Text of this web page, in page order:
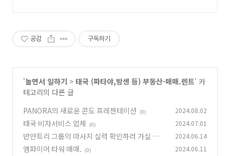
공감 구독하기
'놀면서 일하기 > 태국 (파타야,방센 등) 부동산-매매.렌트' 카
테고리의 다른 글
PANORA의 새로운 콘도 프레젠테이션
(0) 2024.08.02
태국 비자서비스 업체 (0) 2024.07.01
반얀트리 그룹의 마사지 실력 확인하러 가실 분~
~~ ^&^
(0)
2024.06.14
엠파이어 타워 매매. (0) 2024.06.11